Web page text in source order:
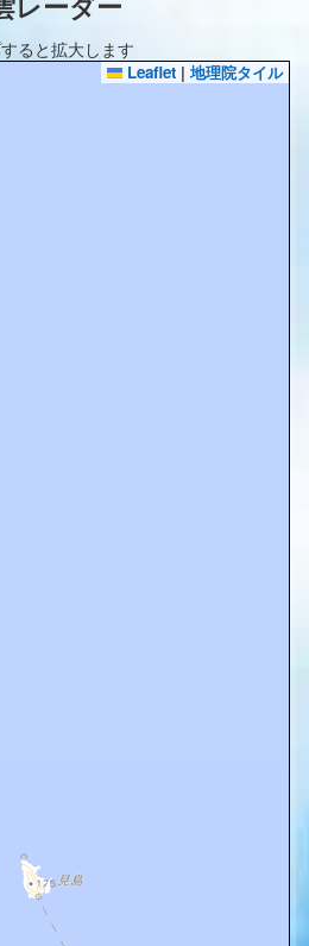
レーダー
ると拡大します
Leaflet | 地理院タイル